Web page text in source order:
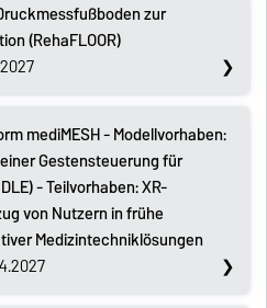
zur
(RehaFLOOR)
mediMESH - Modellvorhaben:
Gestensteuerung für
- Teilvorhaben: XR-
von Nutzern in frühe
Medizintechniklösungen